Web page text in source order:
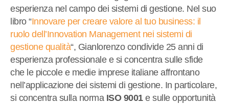
esperienza nel campo dei sistemi di gestione. Nel suo
libro “Innovare per creare valore al tuo business: il
ruolo dell’Innovation Management nei sistemi di
gestione qualità“, Gianlorenzo condivide 25 anni di
esperienza professionale e si concentra sulle sfide
che le piccole e medie imprese italiane affrontano
nell’applicazione dei sistemi di gestione. In particolare,
si concentra sulla norma ISO 9001e sulle opportunità